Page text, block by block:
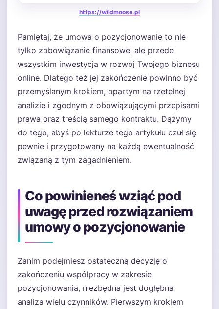
https://wildmoose.pl
Pamiętaj, że umowa o pozycjonowanie to nie
tylko zobowiązanie finansowe, ale przede
wszystkim inwestycja w rozwój Twojego biznesu
online. Dlatego też jej zakończenie powinno być
przemyślanym krokiem, opartym na rzetelnej
analizie i zgodnym z obowiązującymi przepisami
prawa oraz treścią samego kontraktu. Dążymy
do tego, abyś po lekturze tego artykułu czuł się
pewnie i przygotowany na każdą ewentualność
związaną z tym zagadnieniem.
Co powinieneś wziąć pod
uwagę przed rozwiązaniem
umowy o pozycjonowanie
Zanim podejmiesz ostateczną decyzję o
zakończeniu współpracy w zakresie
pozycjonowania, niezbędna jest dogłębna
analiza wielu czynników. Pierwszym krokiem